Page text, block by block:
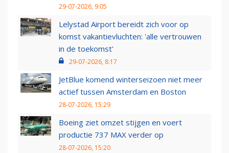
29-07-2026, 9:05
Lelystad Airport bereidt zich voor op
komst vakantievluchten: 'alle vertrouwen
in de toekomst'
29-07-2026, 8:17
JetBlue komend winterseizoen niet meer
actief tussen Amsterdam en Boston
28-07-2026, 15:29
Boeing ziet omzet stijgen en voert
productie 737 MAX verder op
28-07-2026, 15:20